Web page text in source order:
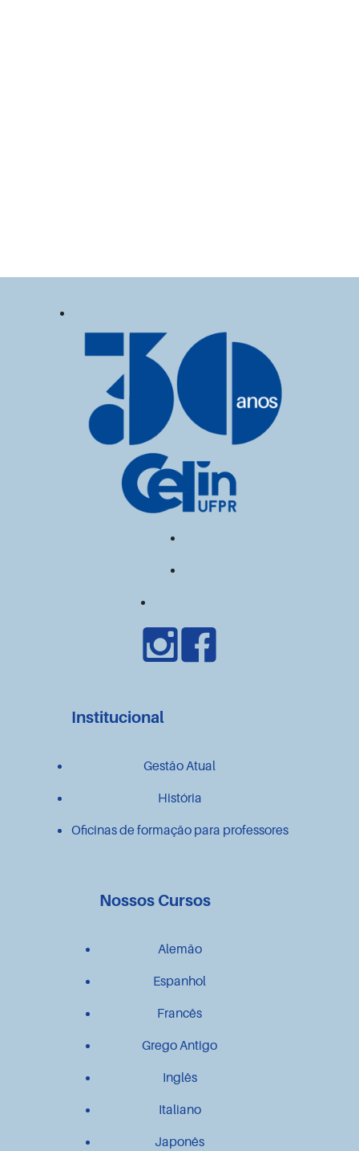
Institucional
Gestão Atual
História
Oficinas de formação para professores
Nossos Cursos
Alemão
Espanhol
Francês
Grego Antigo
Inglês
Italiano
Japonês